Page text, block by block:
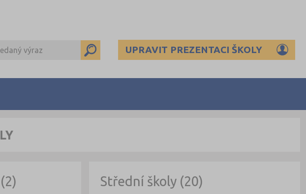
UPRAVIT PREZENTACI ŠKOLY
Střední školy (20)